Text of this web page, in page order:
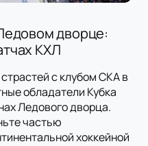
дворце:
КХЛ
с клубом СКА в
обладатели Кубка
Ледового дворца.
частью
хоккейной